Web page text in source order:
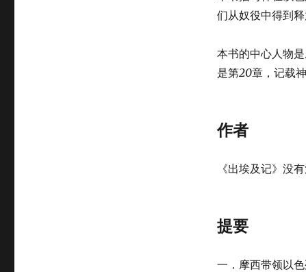
们从奴役中得到
本书的中心人物
是第20章，记载
作者
《出埃及记》没
提要
一．摩西带领以